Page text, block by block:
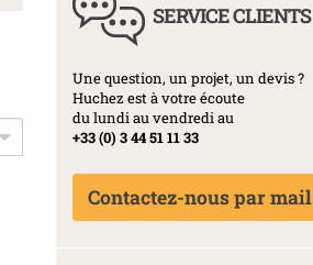
SERVICE CLIENTS
Une question, un projet, un devis ?
Huchez est à votre écoute
du lundi au vendredi au
+33 (0) 3 44 51 11 33
Contactez-nous par mail